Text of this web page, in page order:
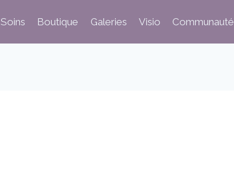
Soins Boutique Galeries Visio Communauté